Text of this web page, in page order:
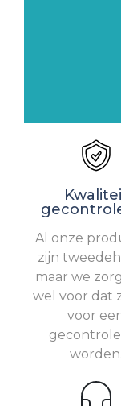
Al onze
zijn
maar we
wel voor dat
voor
worden.